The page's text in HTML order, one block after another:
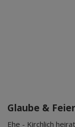
Glaube &
Ehe - Kirchlich